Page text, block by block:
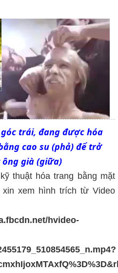
trái, đang được hóa
cao su (phả) để trở
già (giữa)
thuật hóa trang bằng mặt
xem hình trích từ Video
hvideo-